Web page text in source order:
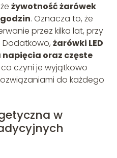
żywotność żarówek
godzin. Oznacza to, że
przez kilka lat, przy
żarówki LED
oraz częste
co czyni je wyjątkowo
do każdego
w